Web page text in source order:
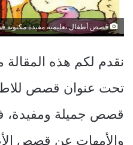
قصص أطفال تعليمية مفيدة مكتوبة
نقدم لكم هذه
تحت عنوان قصص
قصص جميلة ومفيدة،
والأمهات عن قصص